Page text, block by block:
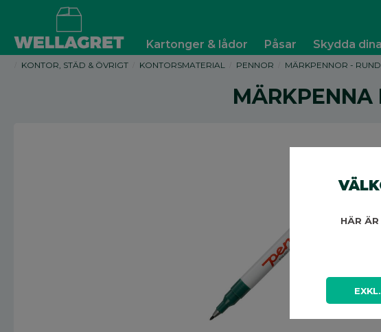
Kartonger & lådor Påsar Skydda
KONTOR, STÄD & ÖVRIGT KONTORSMATERIAL PENNOR MÄRKPENNOR - RUND
MÄRKPENNA
HÄR